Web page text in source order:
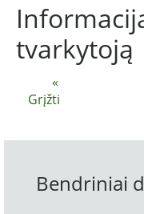
«
Grįžti
tvarkytoją
Bendriniai